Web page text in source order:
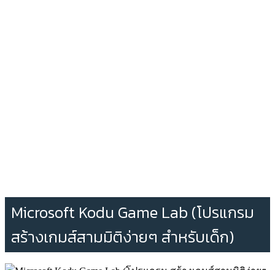
Microsoft Kodu Game Lab (โปรแกรม
สร้างเกมส์สามมิติง่ายๆ สำหรับเด็ก)